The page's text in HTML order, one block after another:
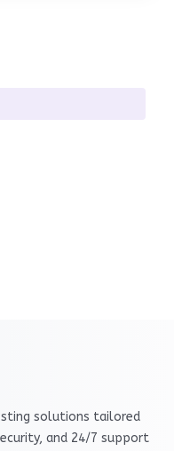
solutions tailored
and 24/7 support